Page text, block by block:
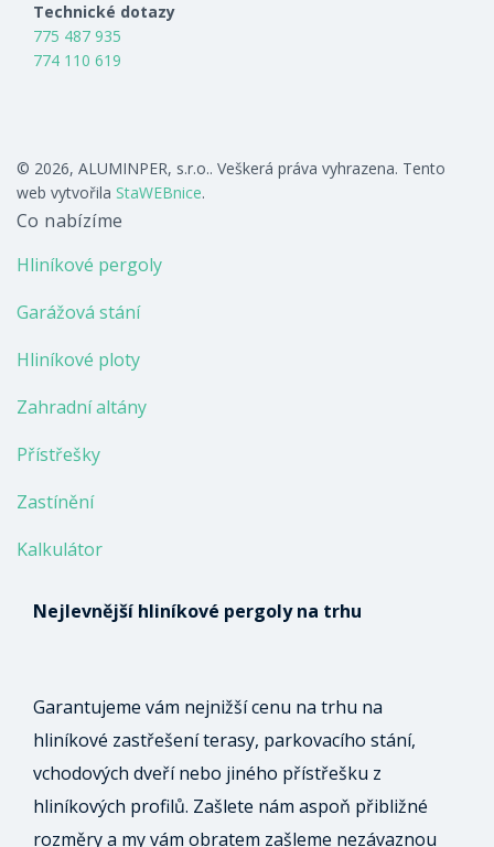
Technické dotazy
775 487 935
774 110 619
© 2026, ALUMINPER, s.r.o.. Veškerá práva vyhrazena. Tento
web vytvořila StaWEBnice.
Co nabízíme
Hliníkové pergoly
Garážová stání
Hliníkové ploty
Zahradní altány
Přístřešky
Zastínění
Kalkulátor
Nejlevnější hliníkové pergoly na trhu
Garantujeme vám nejnižší cenu na trhu na
hliníkové zastřešení terasy, parkovacího stání,
vchodových dveří nebo jiného přístřešku z
hliníkových profilů. Zašlete nám aspoň přibližné
rozměry a my vám obratem zašleme nezávaznou